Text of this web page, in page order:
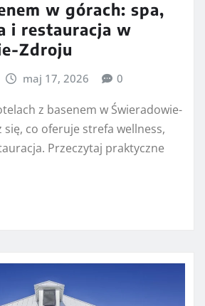
w górach: spa,
i restauracja w
Zdroju
maj 17, 2026 0
z basenem w Świeradowie-
co oferuje strefa wellness,
Przeczytaj praktyczne